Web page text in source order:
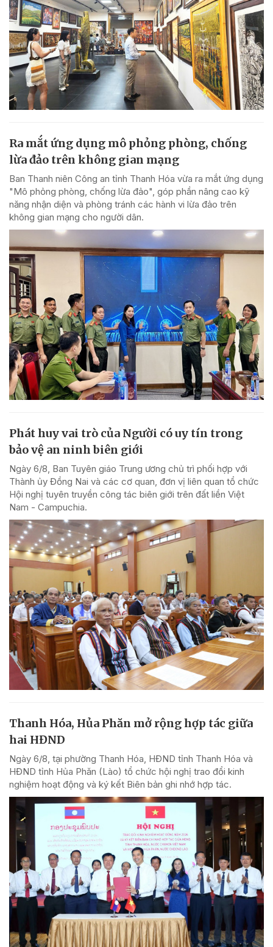
Ra mắt ứng dụng mô phỏng phòng, chống
lừa đảo trên không gian mạng
Ban Thanh niên Công an tỉnh Thanh Hóa vừa ra mắt ứng dụng
"Mô phỏng phòng, chống lừa đảo", góp phần nâng cao kỹ
năng nhận diện và phòng tránh các hành vi lừa đảo trên
không gian mạng cho người dân.
Phát huy vai trò của Người có uy tín trong
bảo vệ an ninh biên giới
Ngày 6/8, Ban Tuyên giáo Trung ương chủ trì phối hợp với
Thành ủy Đồng Nai và các cơ quan, đơn vị liên quan tổ chức
Hội nghị tuyên truyền công tác biên giới trên đất liền Việt
Nam - Campuchia.
Thanh Hóa, Hủa Phăn mở rộng hợp tác giữa
hai HĐND
Ngày 6/8, tại phường Thanh Hóa, HĐND tỉnh Thanh Hóa và
HĐND tỉnh Hủa Phăn (Lào) tổ chức hội nghị trao đổi kinh
nghiệm hoạt động và ký kết Biên bản ghi nhớ hợp tác.